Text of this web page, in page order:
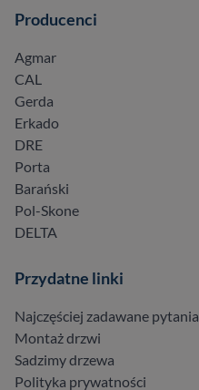
Producenci
Agmar
CAL
Gerda
Erkado
DRE
Porta
Barański
Pol-Skone
DELTA
Przydatne linki
Najczęściej zadawane pytania
Montaż drzwi
Sadzimy drzewa
Polityka prywatności